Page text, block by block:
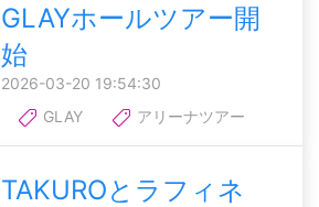
GLAYホールツアー開
始
2026-03-20 19:54:30
GLAY アリーナツアー
TAKUROとラフィネ